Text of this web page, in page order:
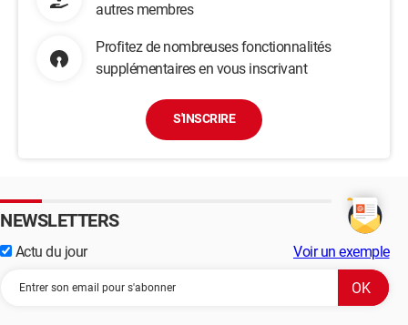
autres membres
Profitez de nombreuses fonctionnalités
supplémentaires en vous inscrivant
S'INSCRIRE
NEWSLETTERS
Actu du jour Voir un exemple